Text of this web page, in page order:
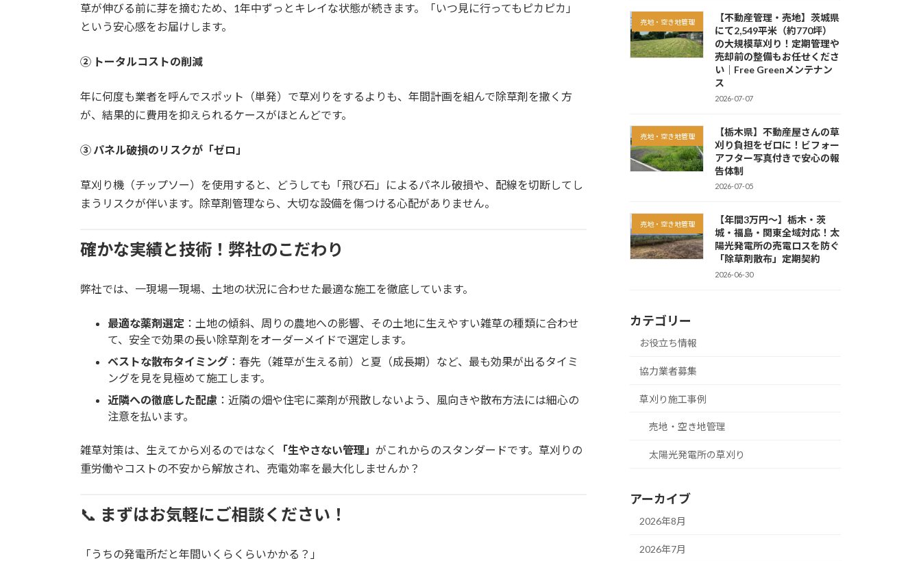
草が伸びる前に芽を摘むため、1年中ずっとキレイな状態が続きます。「いつ見に行ってもピカピカ」
という安心感をお届けします。
② トータルコストの削減
年に何度も業者を呼んでスポット（単発）で草刈りをするよりも、年間計画を組んで除草剤を撒く方
が、結果的に費用を抑えられるケースがほとんどです。
③ パネル破損のリスクが「ゼロ」
草刈り機（チップソー）を使用すると、どうしても「飛び石」によるパネル破損や、配線を切断してし
まうリスクが伴います。除草剤管理なら、大切な設備を傷つける心配がありません。
確かな実績と技術！弊社のこだわり
弊社では、一現場一現場、土地の状況に合わせた最適な施工を徹底しています。
最適な薬剤選定 ：土地の傾斜、周りの農地への影響、その土地に生えやすい雑草の種類に合わせ
て、安全で効果の長い除草剤をオーダーメイドで選定します。
ベストな散布タイミング ：春先（雑草が生える前）と夏（成長期）など、最も効果が出るタイミ
ングを見を見極めて施工します。
近隣への徹底した配慮 ：近隣の畑や住宅に薬剤が飛散しないよう、風向きや散布方法には細心の
注意を払います。
雑草対策は、生えてから刈るのではなく 「生やさない管理」 がこれからのスタンダードです。草刈りの
重労働やコストの不安から解放され、売電効率を最大化しませんか？
📞 まずはお気軽にご相談ください！
「うちの発電所だと年間いくらくらいかかる？」
売地・空き地管理
【不動産管理・売地】茨城県
にて2,549平米（約770坪）
の大規模草刈り！定期管理や
売却前の整備もお任せくださ
い｜Free Greenメンテナン
ス
2026-07-07
売地・空き地管理
【栃木県】不動産屋さんの草
刈り負担をゼロに！ビフォー
アフター写真付きで安心の報
告体制
2026-07-05
売地・空き地管理
【年間3万円〜】栃木・茨
城・福島・関東全域対応！太
陽光発電所の売電ロスを防ぐ
「除草剤散布」定期契約
2026-06-30
カテゴリー
お役立ち情報
協力業者募集
草刈り施工事例
売地・空き地管理
太陽光発電所の草刈り
アーカイブ
2026年8月
2026年7月